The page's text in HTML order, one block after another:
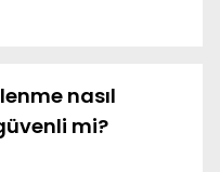
nasıl
mi?